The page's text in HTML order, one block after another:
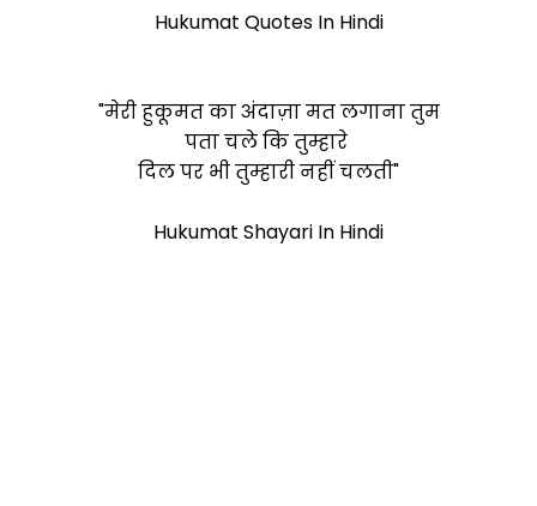
Hukumat Quotes In Hindi
"मेरी हुकूमत का अंदाज़ा मत लगाना तुम
पता चले कि तुम्हारे
दिल पर भी तुम्हारी नहीं चलती"
Hukumat Shayari In Hindi